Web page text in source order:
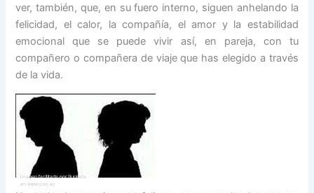
ver, también, que, en su fuero interno, siguen anhelando la
felicidad, el calor, la compañía, el amor y la estabilidad
emocional que se puede vivir así, en pareja, con tu
compañero o compañera de viaje que has elegido a través
de la vida.